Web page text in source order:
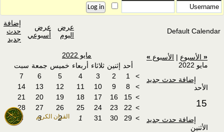
القران الكريم
Default Calendar
عرض
اليوم
عرض
أسبوعي
إضافة
حدث
جديد
« الأسبوع | الأسبوع »
مايو 2022
إضافة حدث جديد
الأحد
15
إضافة حدث جديد
الأثنين
مايو 2022
أحد إثنين ثلاثاء أربعاء خميس جمعة سبت
>
1
2
3
4
5
6
7
>
8
9
10
11
12
13
14
>
15
16
17
18
19
20
21
>
22
23
24
25
26
27
28
>
29
30
31
1
2
3
4